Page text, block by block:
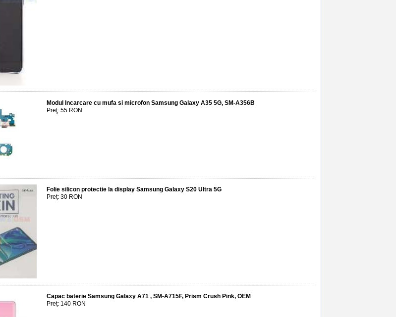
Modul Incarcare cu mufa si microfon Samsung Galaxy A35 5G, SM-A356B
Preţ: 55 RON
Folie silicon protectie la display Samsung Galaxy S20 Ultra 5G
Preţ: 30 RON
Capac baterie Samsung Galaxy A71 , SM-A715F, Prism Crush Pink, OEM
Preţ: 140 RON